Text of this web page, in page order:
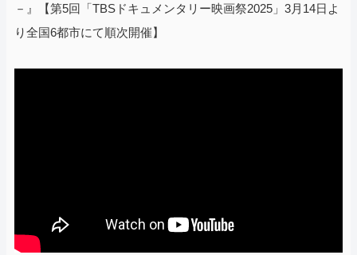
－』【第5回「TBSドキュメンタリー映画祭2025」3月14日よ
り全国6都市にて順次開催】